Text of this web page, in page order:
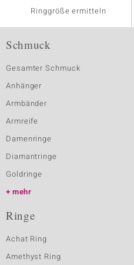
Ringgröße ermitteln
Schmuck
Gesamter Schmuck
Anhänger
Armbänder
Armreife
Damenringe
Diamantringe
Goldringe
mehr
Ringe
Achat Ring
Amethyst Ring